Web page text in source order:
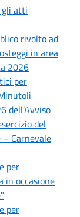
gli atti
rivolto ad
in area
2026
per
dell’Avviso
del
Carnevale
per
in occasione
per